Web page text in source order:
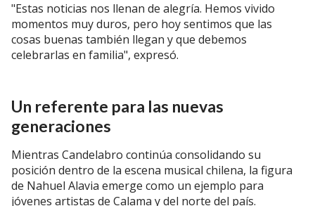
"Estas noticias nos llenan de alegría. Hemos vivido
momentos muy duros, pero hoy sentimos que las
cosas buenas también llegan y que debemos
celebrarlas en familia", expresó.
Un referente para las nuevas
generaciones
Mientras Candelabro continúa consolidando su
posición dentro de la escena musical chilena, la figura
de Nahuel Alavia emerge como un ejemplo para
jóvenes artistas de Calama y del norte del país.